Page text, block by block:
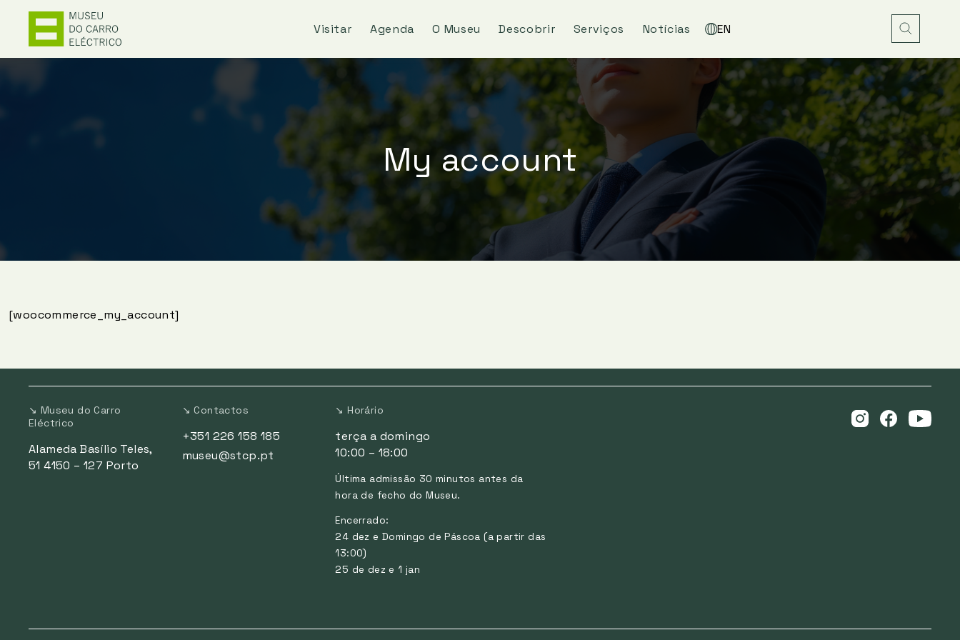
Visitar Agenda O Museu Descobrir Serviços Notícias EN
My account
[woocommerce_my_account]
↘ Museu do Carro
Eléctrico
Alameda Basílio Teles,
51 4150 – 127 Porto
↘ Contactos
+351 226 158 185
museu@stcp.pt
↘ Horário
terça a domingo
10:00 – 18:00
Última admissão 30 minutos antes da
hora de fecho do Museu.
Encerrado:
24 dez e Domingo de Páscoa (a partir das
13:00)
25 de dez e 1 jan